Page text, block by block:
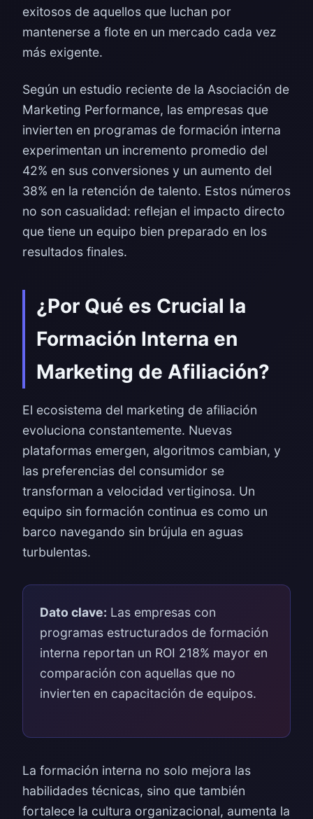
exitosos de aquellos que luchan por
mantenerse a flote en un mercado cada vez
más exigente.
Según un estudio reciente de la Asociación de
Marketing Performance, las empresas que
invierten en programas de formación interna
experimentan un incremento promedio del
42% en sus conversiones y un aumento del
38% en la retención de talento. Estos números
no son casualidad: reflejan el impacto directo
que tiene un equipo bien preparado en los
resultados finales.
¿Por Qué es Crucial la
Formación Interna en
Marketing de Afiliación?
El ecosistema del marketing de afiliación
evoluciona constantemente. Nuevas
plataformas emergen, algoritmos cambian, y
las preferencias del consumidor se
transforman a velocidad vertiginosa. Un
equipo sin formación continua es como un
barco navegando sin brújula en aguas
turbulentas.
Dato clave: Las empresas con
programas estructurados de formación
interna reportan un ROI 218% mayor en
comparación con aquellas que no
invierten en capacitación de equipos.
La formación interna no solo mejora las
habilidades técnicas, sino que también
fortalece la cultura organizacional, aumenta la